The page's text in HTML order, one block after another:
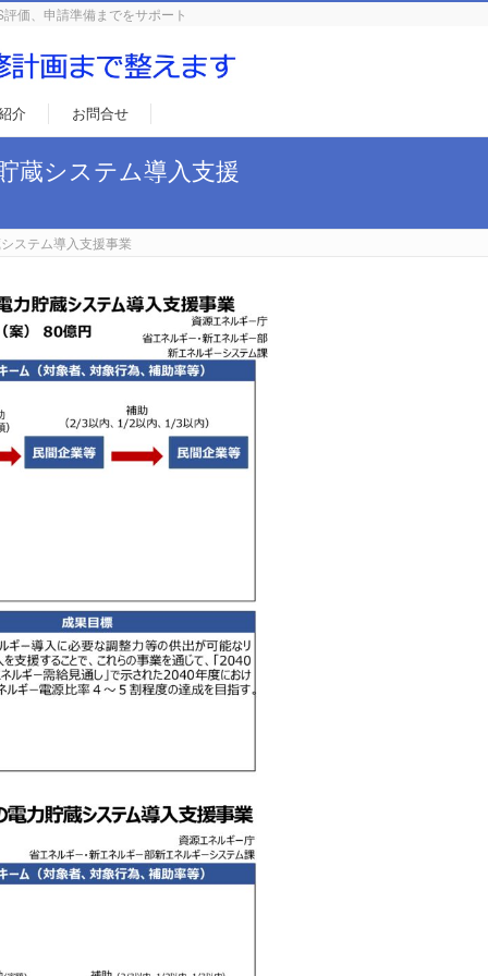
価、申請準備までをサポート
介 お問合せ
蔵システム導入支援
ステム導入支援事業